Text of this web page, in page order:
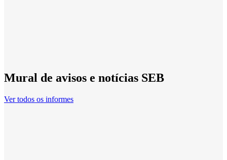
Mural de avisos e notícias SEB
Ver todos os informes